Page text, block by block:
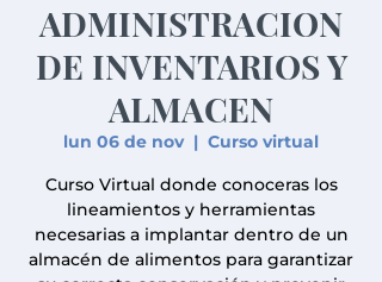
ADMINISTRACION
DE INVENTARIOS Y
ALMACEN
lun 06 de nov
  |
Curso virtual
Curso Virtual donde conoceras los
lineamientos y herramientas
necesarias a implantar dentro de un
almacén de alimentos para garantizar